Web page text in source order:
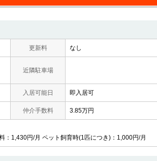
更新料 なし
近隣駐車場
入居可能日 即入居可
仲介手数料 3.85万円
：1,430円/月 ペット飼育時(1匹につき)：1,000円/月